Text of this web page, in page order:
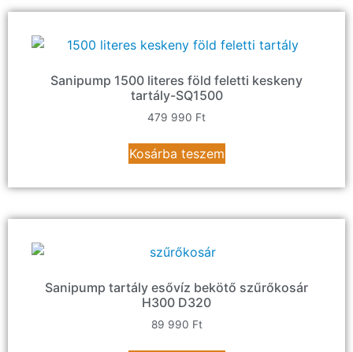
Sanipump 1500 literes föld feletti keskeny
tartály-SQ1500
479 990 Ft
Kosárba teszem
Sanipump tartály esővíz bekötő szűrőkosár
H300 D320
89 990 Ft